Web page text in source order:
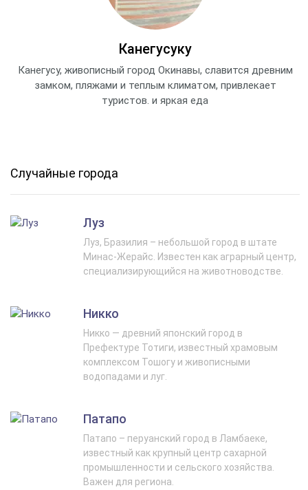
Канегусуку
Канегусу, живописный город Окинавы, славится древним
замком, пляжами и теплым климатом, привлекает
туристов. и яркая еда
Случайные города
Луз
Луз, Бразилия – небольшой город в штате
Минас-Жерайс. Известен как аграрный центр,
специализирующийся на животноводстве.
Никко
Никко — древний японский город в
Префектуре Тотиги, известный храмовым
комплексом Тошогу и живописными
водопадами и луг.
Патапо
Патапо – перуанский город в Ламбаеке,
известный как крупный центр сахарной
промышленности и сельского хозяйства.
Важен для региона.